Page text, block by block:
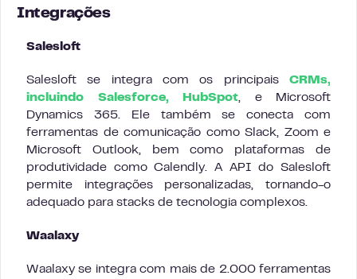
Integrações
Salesloft
Salesloft se integra com os principais CRMs,
incluindo Salesforce, HubSpot, e Microsoft
Dynamics 365. Ele também se conecta com
ferramentas de comunicação como Slack, Zoom e
Microsoft Outlook, bem como plataformas de
produtividade como Calendly. A API do Salesloft
permite integrações personalizadas, tornando-o
adequado para stacks de tecnologia complexos.
Waalaxy
Waalaxy se integra com mais de 2.000 ferramentas